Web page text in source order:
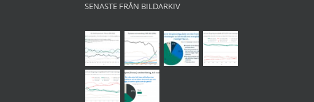
SENASTE FRÅN BILDARKIV